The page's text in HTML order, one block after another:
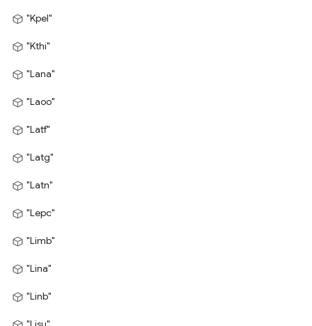
"Kpel"
"Kthi"
"Lana"
"Laoo"
"Latf"
"Latg"
"Latn"
"Lepc"
"Limb"
"Lina"
"Linb"